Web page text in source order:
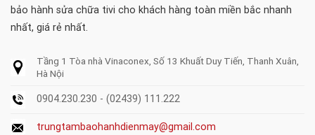
bảo hành sửa chữa tivi cho khách hàng toàn miền bắc nhanh
nhất, giá rẻ nhất.
Tầng 1 Tòa nhà Vinaconex, Số 13 Khuất Duy Tiến, Thanh Xuân,
Hà Nội
0904.230.230 - (02439) 111.222
trungtambaohanhdienmay@gmail.com